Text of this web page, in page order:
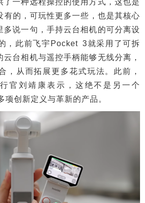
了一种远程操控的使用方式，这也是
的，可玩性更多一些，也是其核心
多说一句，手持云台相机的可分离设
，此前飞宇Pocket 3就采用了可拆
台相机与遥控手柄能够无线分离，
，从而拓展更多花式玩法。此前，
官刘靖康表示，这绝不是另一个
项创新定义与革新的产品。